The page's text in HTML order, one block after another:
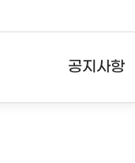
공지사항